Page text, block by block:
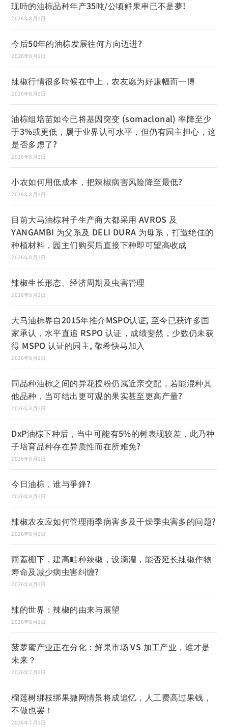
现時的油棕品种年产35吨/公顷鲜果串已不是夢!
2026年8月1日
今后50年的油棕发展往何方向迈进?
2026年8月1日
辣椒行情很多時候在中上，农友愿为好赚幅而一博
2026年8月1日
油棕组培苗如今已将基因突变 (somaclonal) 率降至少
于3%或更低，属于业界认可水平，但仍有园主担心，这
是否多虑了?
2026年8月1日
小农如何用低成本，把辣椒病害风险降至最低?
2026年8月1日
目前大马油棕种子生产商大都采用 AVROS 及
YANGAMBI 为父系及 DELI DURA 为母系，打造绝佳的
种植材料，园主们购买后直接下种即可望高收成
2026年8月1日
辣椒生长形态、经济周期及虫害管理
2026年8月1日
大马油棕界自2015年推介MSPO认证, 至今已获许多国
家承认，水平直追 RSPO 认证，成绩斐然，少数仍未获
得 MSPO 认证的园主, 敬希快马加入
2026年8月1日
同品种油棕之间的异花授粉仍属近亲交配，若能混种其
他品种，当可结出更可观的果实甚至更高产量?
2026年8月1日
DxP油棕下种后，当中可能有5%的树表现较差，此乃种
子培育品种存在异质性而在所难免?
2026年8月1日
今日油棕，谁与爭鋒?
2026年8月1日
辣椒农友应如何管理雨季病害多及干燥季虫害多的问题?
2026年8月1日
雨蓋棚下，建高畦种辣椒，设滴灌，能否延长辣椒作物
寿命及减少病虫害纠缠?
2026年8月1日
辣的世界：辣椒的由来与展望
2026年8月1日
菠萝蜜产业正在分化：鲜果市场 VS 加工产业，谁才是
未来？
2026年7月1日
榴莲树绑枝绑果撒网情景将成追忆，人工费高过果钱，
不做也罢！
2026年7月1日